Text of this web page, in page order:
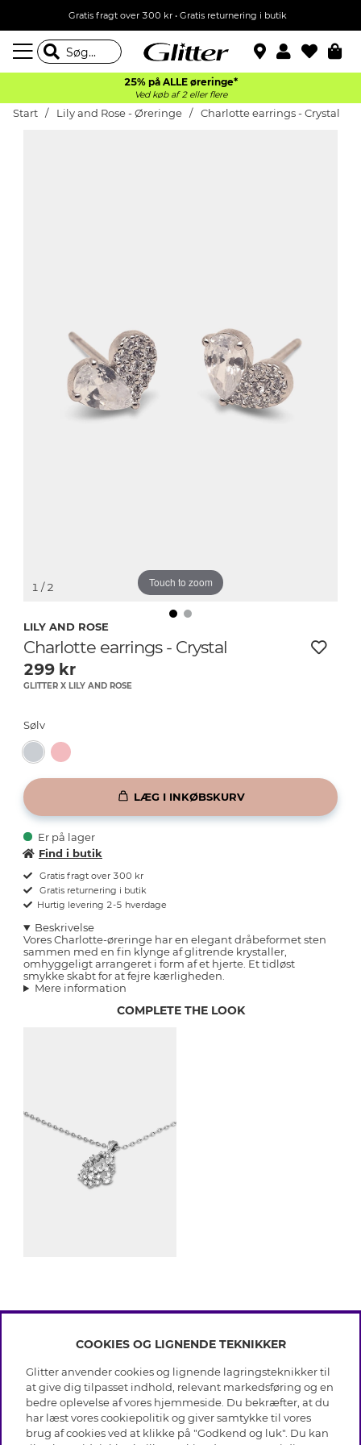
Gratis fragt over 300 kr • Gratis returnering i butik
25% på ALLE øreringe*
Ved køb af 2 eller flere
Start Lily and Rose - Øreringe Charlotte earrings - Crystal
Touch to zoom
1 / 2
LILY AND ROSE
Charlotte earrings - Crystal
299 kr
GLITTER X LILY AND ROSE
Sølv
LÆG I INKØBSKURV
Er på lager
Find i butik
Gratis fragt over 300 kr
Gratis returnering i butik
Hurtig levering 2-5 hverdage
Beskrivelse
Vores Charlotte-øreringe har en elegant dråbeformet sten
sammen med en fin klynge af glitrende krystaller,
omhyggeligt arrangeret i form af et hjerte. Et tidløst
smykke skabt for at fejre kærligheden.
Mere information
COMPLETE THE LOOK
INFO
Betingelser
Databeskyttelsespolitik
Cookies
Medlemsbetingelser
OM GLITTER
Black Friday
Vores butikker
HJÆLP
COOKIES OG LIGNENDE TEKNIKKER
Glitter anvender cookies og lignende lagringsteknikker til
at give dig tilpasset indhold, relevant markedsføring og en
bedre oplevelse af vores hjemmeside. Du bekræfter, at du
har læst vores cookiepolitik og giver samtykke til vores
brug af cookies ved at klikke på "Godkend og luk". Du kan